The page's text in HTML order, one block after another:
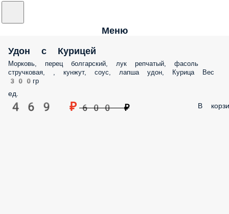
Меню
Удон с Курицей
Морковь, перец болгарский, лук репчатый, фасоль
стручковая, , кунжут, соус, лапша удон, Курица Вес
300гр
ед.
469 ₽ 600 ₽ В